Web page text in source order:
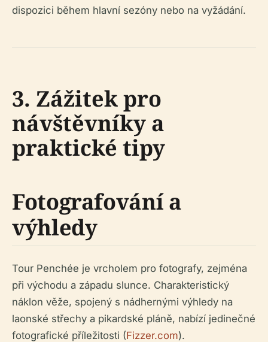
dispozici během hlavní sezóny nebo na vyžádání.
3. Zážitek pro
návštěvníky a
praktické tipy
Fotografování a
výhledy
Tour Penchée je vrcholem pro fotografy, zejména
při východu a západu slunce. Charakteristický
náklon věže, spojený s nádhernými výhledy na
laonské střechy a pikardské pláně, nabízí jedinečné
fotografické příležitosti (Fizzer.com).